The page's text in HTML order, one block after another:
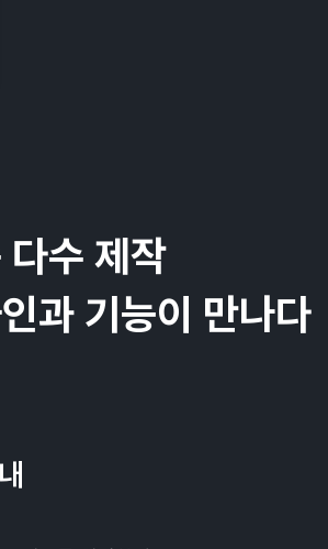
수 제작
과 기능이 만나다